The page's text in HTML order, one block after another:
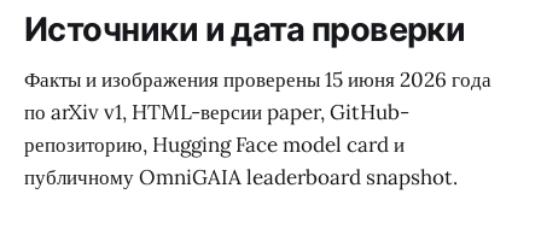
Источники и дата проверки
Факты и изображения проверены 15 июня 2026 года
по arXiv v1, HTML-версии paper, GitHub-
репозиторию, Hugging Face model card и
публичному OmniGAIA leaderboard snapshot.